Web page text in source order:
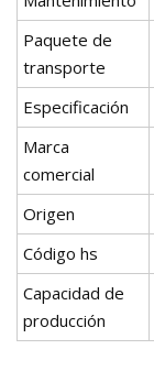
Paquete de
transporte
Especificación
Marca
comercial
Origen
Código hs
Capacidad de
producción